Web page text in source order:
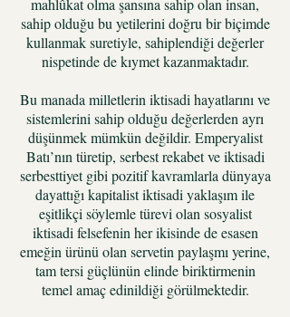
mahlûkat olma şansına sahip olan insan,
sahip olduğu bu yetilerini doğru bir biçimde
kullanmak suretiyle, sahiplendiği değerler
nispetinde de kıymet kazanmaktadır.
Bu manada milletlerin iktisadi hayatlarını ve
sistemlerini sahip olduğu değerlerden ayrı
düşünmek mümkün değildir. Emperyalist
Batı’nın türetip, serbest rekabet ve iktisadi
serbesttiyet gibi pozitif kavramlarla dünyaya
dayattığı kapitalist iktisadi yaklaşım ile
eşitlikçi söylemle türevi olan sosyalist
iktisadi felsefenin her ikisinde de esasen
emeğin ürünü olan servetin paylaşmı yerine,
tam tersi güçlünün elinde biriktirmenin
temel amaç edinildiği görülmektedir.